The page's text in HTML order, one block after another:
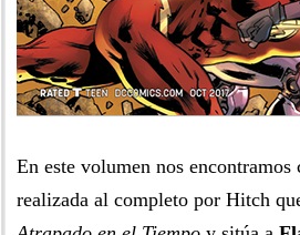
En este volumen nos
realizada al completo por Hitch